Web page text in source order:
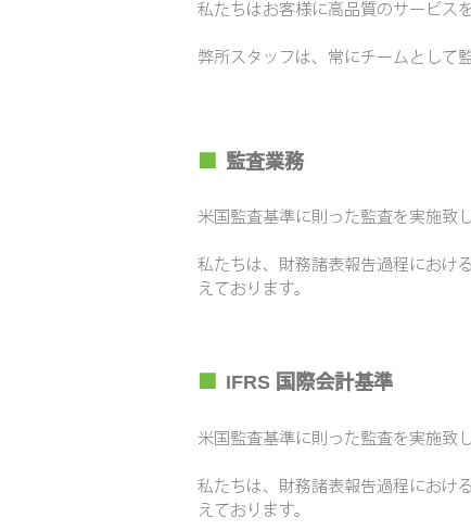
私たちはお客様に高品質のサービス
弊所スタッフは、常にチームとして​
監査業務
米国監査基準に則った監査を実施致
私たちは、財務諸表報告過程におけ
えております。
IFRS 国際会計基準
米国監査基準に則った監査を実施致
私たちは、財務諸表報告過程におけ
えております。